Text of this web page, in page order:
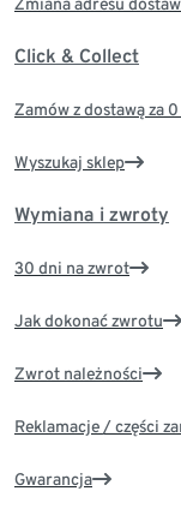
Click & Collect
Zamów z dostawą za
Wyszukaj sklep
Wymiana i zwroty
30 dni na zwrot
Jak dokonać zwrotu
Zwrot należności
Reklamacje / części
Gwarancja